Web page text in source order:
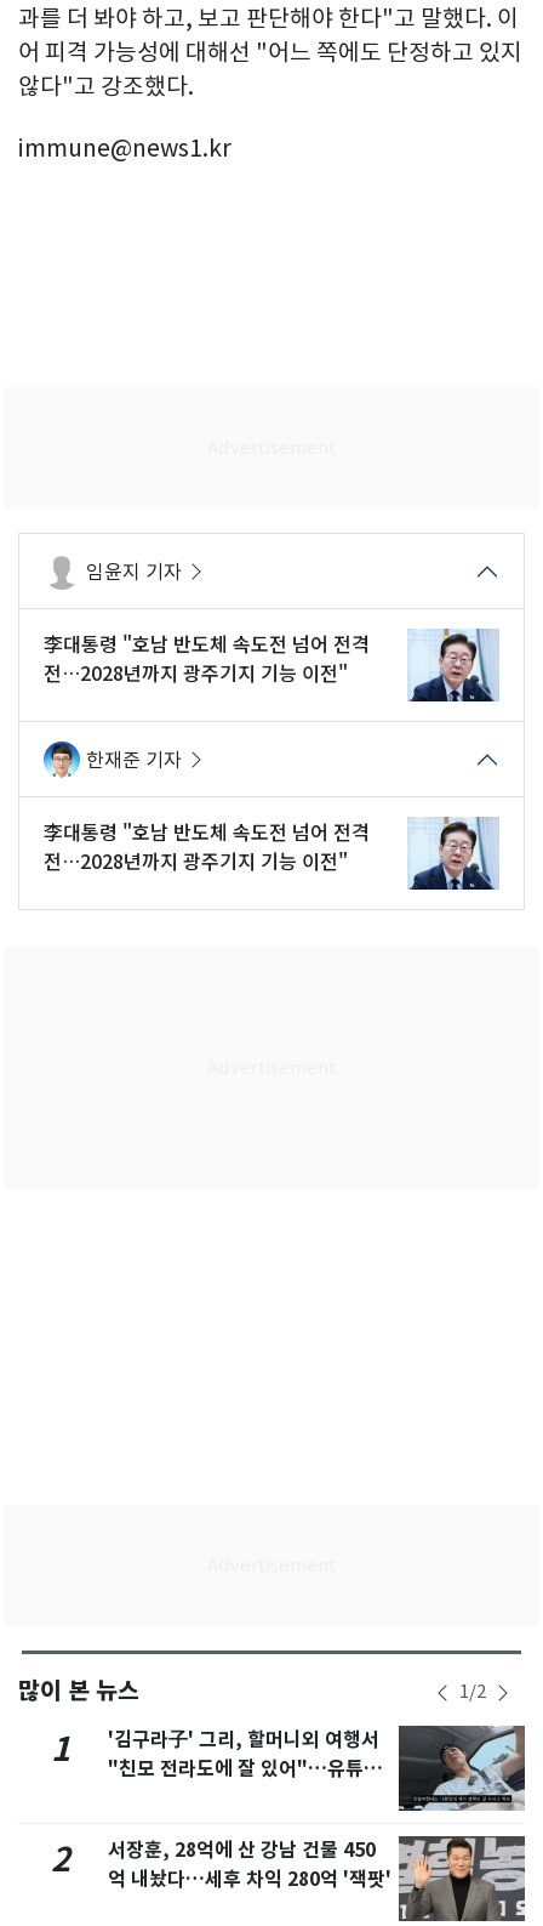
과를 더 봐야 하고, 보고 판단해야 한다"고 말했다. 이
어 피격 가능성에 대해선 "어느 쪽에도 단정하고 있지
않다"고 강조했다.
immune@news1.kr
임윤지 기자
李대통령 "호남 반도체 속도전 넘어 전격
전…2028년까지 광주기지 기능 이전"
한재준 기자
李대통령 "호남 반도체 속도전 넘어 전격
전…2028년까지 광주기지 기능 이전"
많이 본 뉴스 1/2
1
'김구라子' 그리, 할머니외 여행서
"친모 전라도에 잘 있어"…유튜브
2
서장훈, 28억에 산 강남 건물 450
억 내놨다…세후 차익 280억 '잭팟'